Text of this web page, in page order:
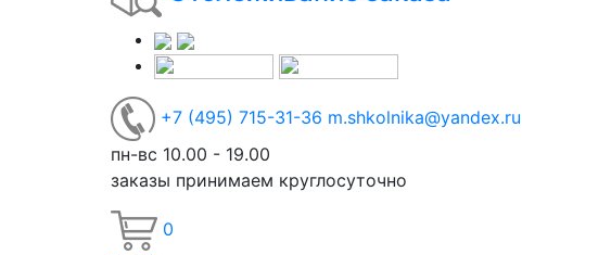
+7 (495) 715-31-36 m.shkolnika@yandex.ru
пн-вс 10.00 - 19.00
заказы принимаем круглосуточно
0